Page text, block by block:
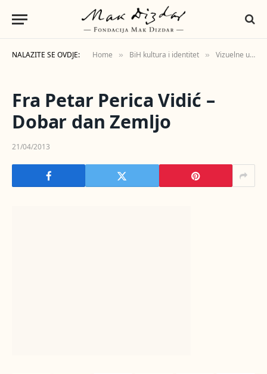
NALAZITE SE OVDJE: Home » BiH kultura i identitet » Vizuelne umjetnosti
Fra Petar Perica Vidić –
Dobar dan Zemljo
21/04/2013